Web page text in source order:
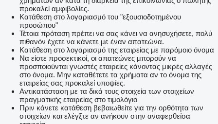
προκαλεί αμφιβολίες.
Κατάθεση στο λογαριασμό του "εξουσιοδοτημένου
προσώπου"
Τέτοια πρόταση πρέπει να σας κάνει να ανησυχήσετε, πολύ
πιθανόν έχετε να κάνετε με έναν απατεώνα.
Κατάθεση στο λογαριασμό της εταιρείας με παρόμοιο όνομα
Να είστε προσεκτικοί, οι απατεώνες μπορούν να
προσποιούνται γνωστές εταιρείες κάνοντας μικρές αλλαγές
στο όνομα. Μην καταθέτετε τα χρήματα αν το όνομα της
εταιρείας σας προκαλεί υποψίες.
Αντικατάσταση με τα δικά τους στοιχεία των στοιχείων
πραγματικής εταιρείας στο τιμολόγιο
Πριν κάνετε κατάθεση βεβαιωθείτε για την ορθότητα των
στοιχείων και ελέγξτε αν ανήκουν στην αναφερθείσα